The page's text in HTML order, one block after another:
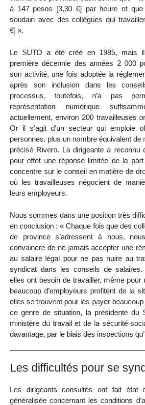
à 147 pesos [3,30 €] par heure et
soudain avec des collègues qui
€] ».
Le SUTD a été créé en 1985, mais
première décennie des années 2 000
son activité, une fois adoptée la
après son inclusion dans les
processus, toutefois, n’a pas
représentation numérique
actuellement, environ 200 travailleuses
Or il s’agit d’un secteur qui emploie
personnes, plus un nombre équivalent de
précisé Rivero. La dirigeante a reconnu
pour effet une réponse limitée de la
concentre sur le conseil en matière de
où les travailleuses négocient de
leurs employeurs.
Nous sommes dans une position très
en conclusion : « Chaque fois que des
de province s’adressent à nous,
convaincre de ne jamais accepter une
au salaire légal pour ne pas nuire au
syndicat dans les conseils de salaires.
elles ont besoin de travailler, même pour
beaucoup d’employeurs profitent de la
elles se trouvent pour les payer
ce genre de situation, la présidente du
ministère du travail et de la sécurité
davantage, par le biais des inspections
Les difficultés pour se
Les dirigeants consultés ont fait état
généralisée concernant les conditions